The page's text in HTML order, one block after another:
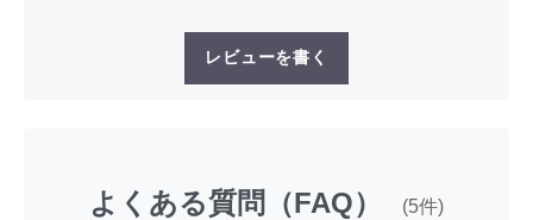
レビューを書く
よくある質問（FAQ） (5件)